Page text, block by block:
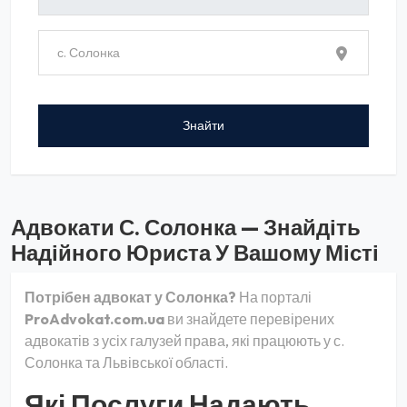
Адвокати С. Солонка — Знайдіть
Надійного Юриста У Вашому Місті
Потрібен адвокат у Солонка? На порталі
ProAdvokat.com.ua ви знайдете перевірених
адвокатів з усіх галузей права, які працюють у с.
Солонка та Львівської області.